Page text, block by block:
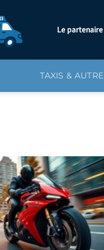
Le
TAXIS &